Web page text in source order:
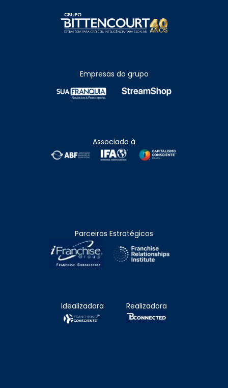
Empresas do grupo
Associado à
Parceiros Estratégicos
Idealizadora Realizadora